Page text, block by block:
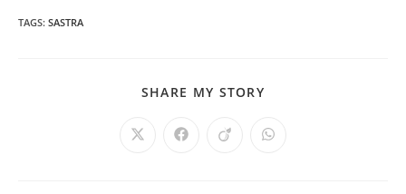
TAGS: SASTRA
SHARE MY STORY
Opens Opens Opens Opens